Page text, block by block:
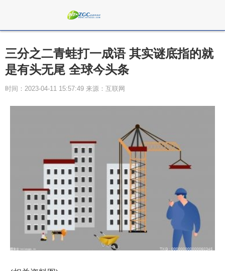
三分之二青蛙打一成语 其实谜底指的就
是有头无尾 全球今头条
时间：2023-04-11 15:57:49 来源：互联网